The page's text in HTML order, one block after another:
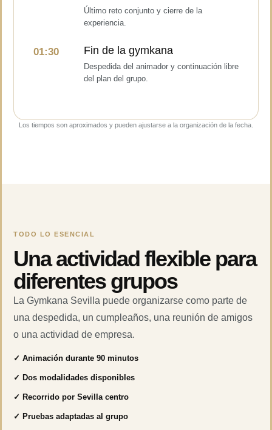
Último reto conjunto y cierre de la
experiencia.
01:30 Fin de la gymkana
Despedida del animador y continuación libre
del plan del grupo.
Los tiempos son aproximados y pueden ajustarse a la organización de la fecha.
TODO LO ESENCIAL
Una actividad flexible para
diferentes grupos
La Gymkana Sevilla puede organizarse como parte de
una despedida, un cumpleaños, una reunión de amigos
o una actividad de empresa.
✓ Animación durante 90 minutos
✓ Dos modalidades disponibles
✓ Recorrido por Sevilla centro
✓ Pruebas adaptadas al grupo